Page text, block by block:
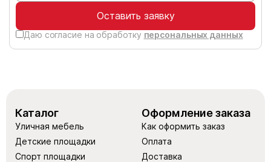
Оставить заявку
Даю согласие на обработку персональных данных
Каталог
Уличная мебель
Детские площадки
Спорт площадки
Оформление заказа
Как оформить заказ
Оплата
Доставка